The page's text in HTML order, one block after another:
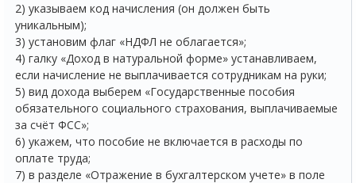
2) указываем код начисления (он должен быть
уникальным);
3) установим флаг «НДФЛ не облагается»;
4) галку «Доход в натуральной форме» устанавливаем,
если начисление не выплачивается сотрудникам на руки;
5) вид дохода выберем «Государственные пособия
обязательного социального страхования, выплачиваемые
за счёт ФСС»;
6) укажем, что пособие не включается в расходы по
оплате труда;
7) в разделе «Отражение в бухгалтерском учете» в поле